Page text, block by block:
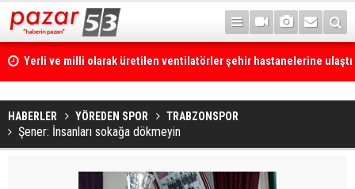
Yerli ve milli olarak üretilen ventilatörler şehir hastanelerine ulaştı
HABERLER YÖREDEN SPOR TRABZONSPOR
Şener: İnsanları sokağa dökmeyin